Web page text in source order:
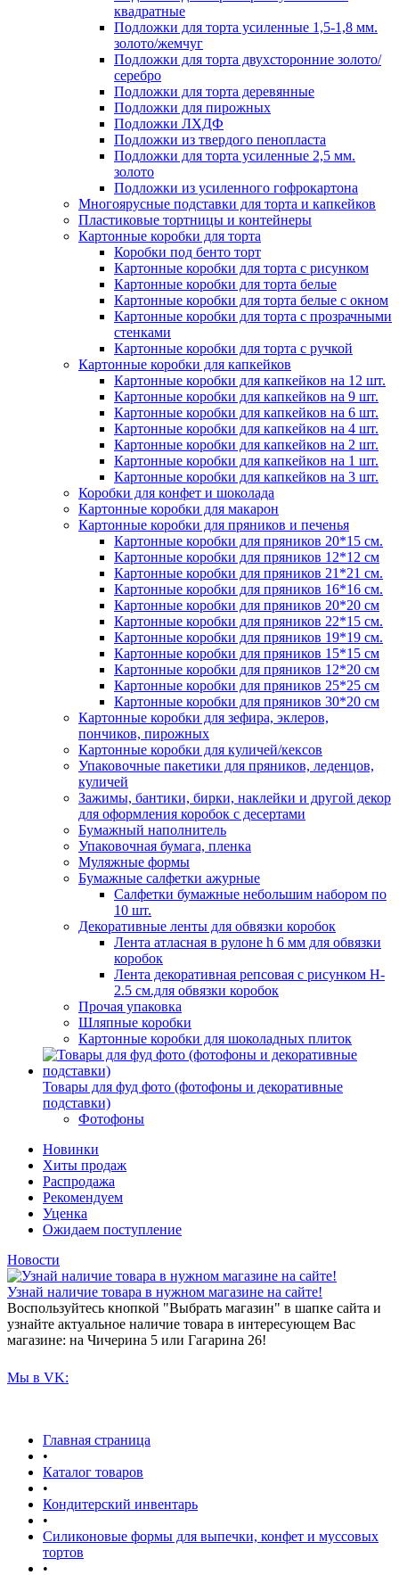
квадратные
Подложки для торта усиленные 1,5-1,8 мм.
золото/жемчуг
Подложки для торта двухсторонние золото/
серебро
Подложки для торта деревянные
Подложки для пирожных
Подложки ЛХДФ
Подложки из твердого пенопласта
Подложки для торта усиленные 2,5 мм.
золото
Подложки из усиленного гофрокартона
Многоярусные подставки для торта и капкейков
Пластиковые тортницы и контейнеры
Картонные коробки для торта
Коробки под бенто торт
Картонные коробки для торта с рисунком
Картонные коробки для торта белые
Картонные коробки для торта белые с окном
Картонные коробки для торта с прозрачными
стенками
Картонные коробки для торта с ручкой
Картонные коробки для капкейков
Картонные коробки для капкейков на 12 шт.
Картонные коробки для капкейков на 9 шт.
Картонные коробки для капкейков на 6 шт.
Картонные коробки для капкейков на 4 шт.
Картонные коробки для капкейков на 2 шт.
Картонные коробки для капкейков на 1 шт.
Картонные коробки для капкейков на 3 шт.
Коробки для конфет и шоколада
Картонные коробки для макарон
Картонные коробки для пряников и печенья
Картонные коробки для пряников 20*15 см.
Картонные коробки для пряников 12*12 см
Картонные коробки для пряников 21*21 см.
Картонные коробки для пряников 16*16 см.
Картонные коробки для пряников 20*20 см
Картонные коробки для пряников 22*15 см.
Картонные коробки для пряников 19*19 см.
Картонные коробки для пряников 15*15 см
Картонные коробки для пряников 12*20 см
Картонные коробки для пряников 25*25 см
Картонные коробки для пряников 30*20 см
Картонные коробки для зефира, эклеров,
пончиков, пирожных
Картонные коробки для куличей/кексов
Упаковочные пакетики для пряников, леденцов,
куличей
Зажимы, бантики, бирки, наклейки и другой декор
для оформления коробок с десертами
Бумажный наполнитель
Упаковочная бумага, пленка
Муляжные формы
Бумажные салфетки ажурные
Салфетки бумажные небольшим набором по
10 шт.
Декоративные ленты для обвязки коробок
Лента атласная в рулоне h 6 мм для обвязки
коробок
Лента декоративная репсовая с рисунком H-
2.5 см.для обвязки коробок
Прочая упаковка
Шляпные коробки
Картонные коробки для шоколадных плиток
Товары для фуд фото (фотофоны и декоративные
подставки)
Фотофоны
Новинки
Хиты продаж
Распродажа
Рекомендуем
Уценка
Ожидаем поступление
Новости
Узнай наличие товара в нужном магазине на сайте!
Воспользуйтесь кнопкой "Выбрать магазин" в шапке сайта и
узнайте актуальное наличие товара в интересующем Вас
магазине: на Чичерина 5 или Гагарина 26!
Мы в VK:
Главная страница
•
Каталог товаров
•
Кондитерский инвентарь
•
Силиконовые формы для выпечки, конфет и муссовых
тортов
•